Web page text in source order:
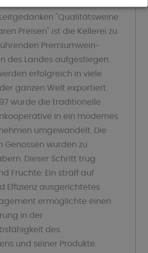
"Qualitätsweine
Preisen" ist die Kellerei zu
Premiumwein-
des Landes aufgestiegen.
erfolgreich in viele
ganzen Welt exportiert.
wurde die traditionelle
in ein modernes
umgewandelt. Die
Genossen wurden zu
Dieser Schritt trug
Früchte: Ein straff auf
Effizienz ausgerichtetes
ermöglichte einen
in der
des
und seiner Produkte.